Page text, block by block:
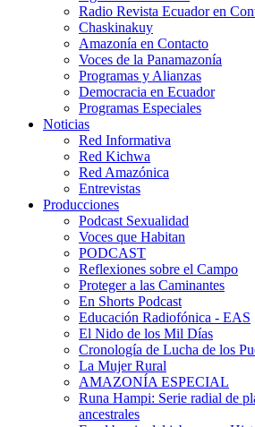
Radio Revista Ecuador en
Chaskinakuy
Amazonía en Contacto
Voces de la Panamazonía
Programas y Alianzas
Democracia en Ecuador
Programas Especiales
Noticias
Red Informativa
Red Kichwa
Red Amazónica
Entrevistas
Producciones
Podcast Sexualidad
Voces que Habitan
PODCAST
Reflexiones sobre el Campo
Proteger a las Caminantes
En Shorts Podcast
Educación Radiofónica - EAS
El Nido de los Mil Días
Cronología de Lucha de los
La Mujer Rural
AMAZONÍA ESPECIAL
Runa Hampi: Serie radial de
ancestrales